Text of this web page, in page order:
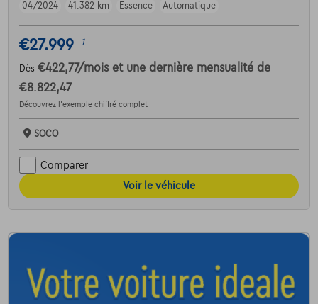
04/2024
41.382 km Essence Automatique
€27.999 1
Dès €422,77/mois et une dernière mensualité de
€8.822,47
Découvrez l’exemple chiffré complet
SOCO
Comparer
Voir le véhicule